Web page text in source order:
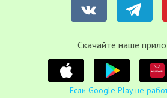
Cкачайте наше
Если Google Play не